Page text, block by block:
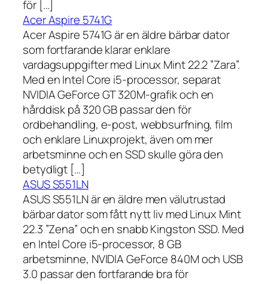
för […]
Acer Aspire 5741G
Acer Aspire 5741G är en äldre bärbar dator
som fortfarande klarar enklare
vardagsuppgifter med Linux Mint 22.2 ”Zara”.
Med en Intel Core i5-processor, separat
NVIDIA GeForce GT 320M-grafik och en
hårddisk på 320 GB passar den för
ordbehandling, e-post, webbsurfning, film
och enklare Linuxprojekt, även om mer
arbetsminne och en SSD skulle göra den
betydligt […]
ASUS S551LN
ASUS S551LN är en äldre men välutrustad
bärbar dator som fått nytt liv med Linux Mint
22.3 ”Zena” och en snabb Kingston SSD. Med
en Intel Core i5-processor, 8 GB
arbetsminne, NVIDIA GeForce 840M och USB
3.0 passar den fortfarande bra för